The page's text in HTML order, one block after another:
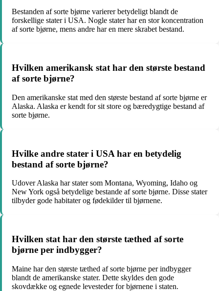
Bestanden af sorte bjørne varierer betydeligt blandt de
forskellige stater i USA. Nogle stater har en stor koncentration
af sorte bjørne, mens andre har en mere skrabet bestand.
Hvilken amerikansk stat har den største bestand
af sorte bjørne?
Den amerikanske stat med den største bestand af sorte bjørne er
Alaska. Alaska er kendt for sit store og bæredygtige bestand af
sorte bjørne.
Hvilke andre stater i USA har en betydelig
bestand af sorte bjørne?
Udover Alaska har stater som Montana, Wyoming, Idaho og
New York også betydelige bestande af sorte bjørne. Disse stater
tilbyder gode habitater og fødekilder til bjørnene.
Hvilken stat har den største tæthed af sorte
bjørne per indbygger?
Maine har den største tæthed af sorte bjørne per indbygger
blandt de amerikanske stater. Dette skyldes den gode
skovdække og egnede levesteder for bjørnene i staten.